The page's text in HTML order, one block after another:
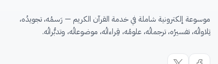
موسوعة إلكترونية شاملة في خدمة القرآن الكريم — رَسمُه، تجويدُه،
تِلاواتُه، تفسيرُه، ترجماتُه، علومُه، قِراءاتُه، موضوعاتُه، وتدبُّراتُه.